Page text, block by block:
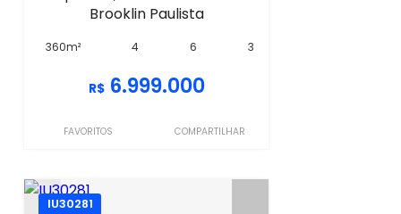
Brooklin Paulista
360m² 4 6 3
R$ 6.999.000
FAVORITOS COMPARTILHAR
IU30281